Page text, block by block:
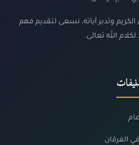
وتدبر آياته، نسعى لتقديم فهم
الله تعالى.
عام
الفرقان